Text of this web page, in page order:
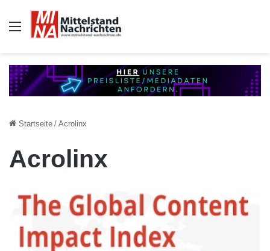
Auswahl
Startseite / Acrolinx
Acrolinx